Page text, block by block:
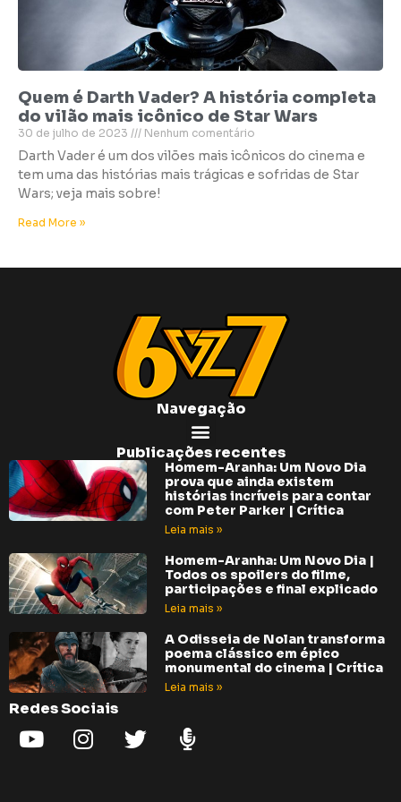
Quem é Darth Vader? A história completa
do vilão mais icônico de Star Wars
30 de julho de 2023 Nenhum comentário
Darth Vader é um dos vilões mais icônicos do cinema e
tem uma das histórias mais trágicas e sofridas de Star
Wars; veja mais sobre!
Read More »
Navegação
Publicações recentes
Homem-Aranha: Um Novo Dia
prova que ainda existem
histórias incríveis para contar
com Peter Parker | Crítica
Leia mais »
Homem-Aranha: Um Novo Dia |
Todos os spoilers do filme,
participações e final explicado
Leia mais »
A Odisseia de Nolan transforma
poema clássico em épico
monumental do cinema | Crítica
Leia mais »
Redes Sociais